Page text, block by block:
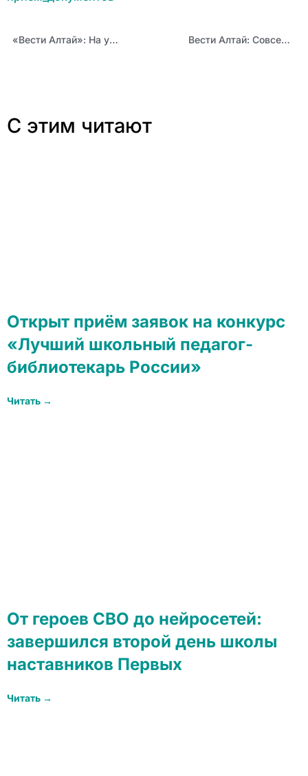
«Вести Алтай»: На уроках истории школьникам расскажут о денисовце, Акинфии Демидове и Германе Титове Вести Алтай: Совсем скоро в барнаульском посёлке Южный начнутся занятия в «Мастерской юных инженеров»
С этим читают
Открыт приём заявок на конкурс
«Лучший школьный педагог-
библиотекарь России»
Читать →
От героев СВО до нейросетей:
завершился второй день школы
наставников Первых
Читать →